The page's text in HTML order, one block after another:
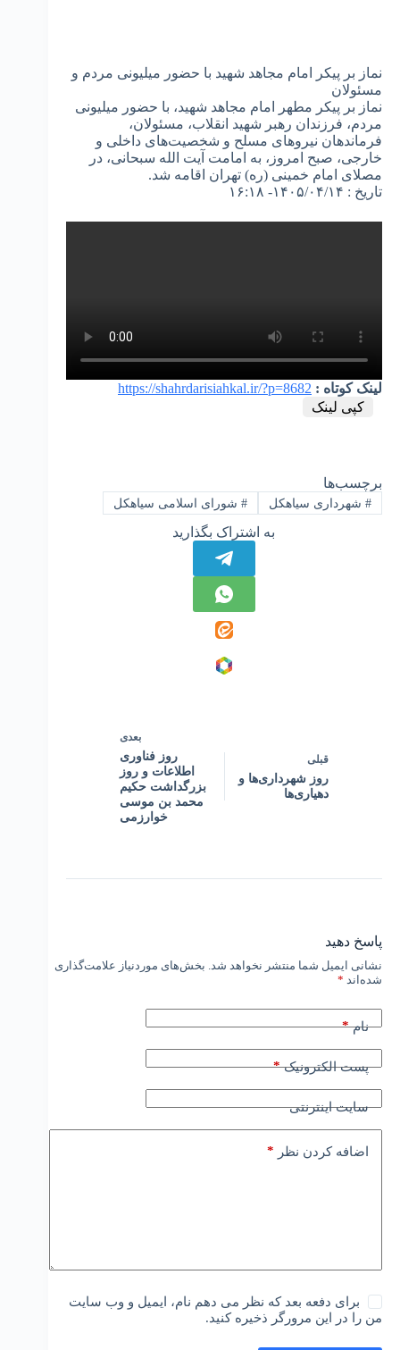
نماز بر پیکر امام مجاهد شهید با حضور میلیونی مردم و
مسئولان
نماز بر پیکر مطهر امام مجاهد شهید، با حضور میلیونی
مردم، فرزندان رهبر شهید انقلاب، مسئولان،
فرماندهان نیرو‌های مسلح و شخصیت‌های داخلی و
خارجی، صبح امروز، به امامت آیت الله سبحانی، در
مصلای امام خمینی (ره) تهران اقامه شد.
تاریخ : ۱۴۰۵/۰۴/۱۴- ۱۶:۱۸
لینک کوتاه : https://shahrdarisiahkal.ir/?p=8682
کپی لینک
برچسب‌ها
#شهرداری سیاهکل #شورای اسلامی سیاهکل
به اشتراک بگذارید
قبلی
روز شهرداری‌ها و
دهیاری‌ها
بعدی
روز فناوری
اطلاعات و روز
بزرگداشت حکیم
محمد بن موسی
خوارزمی
پاسخ دهید
نشانی ایمیل شما منتشر نخواهد شد. بخش‌های موردنیاز علامت‌گذاری
شده‌اند *
نام*
پست الکترونیک*
سایت اینترنتی
اضافه کردن نظر *
برای دفعه بعد که نظر می دهم نام، ایمیل و وب سایت
من را در این مرورگر ذخیره کنید.